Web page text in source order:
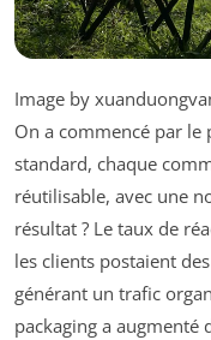
Image by
On a commencé par le
standard, chaque
réutilisable, avec une
résultat ? Le taux de
les clients postaient
générant un trafic
packaging a augmenté